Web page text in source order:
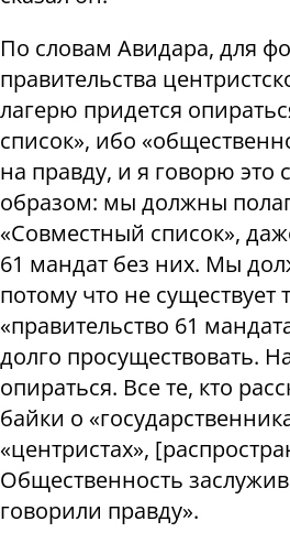
По словам Авидара, для
правительства
лагерю придется
список», ибо
на правду, и я говорю
образом: мы должны
«Совместный список»,
61 мандат без них. Мы
потому что не существует
«правительство 61
долго просуществовать.
опираться. Все те, кто
байки о
«центристах»,
Общественность
говорили правду».